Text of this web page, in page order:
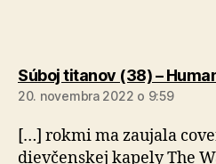
Súboj titanov (38) –
20. novembra 2022 o 9:59
[…] rokmi ma zaujala
dievčenskej kapely The